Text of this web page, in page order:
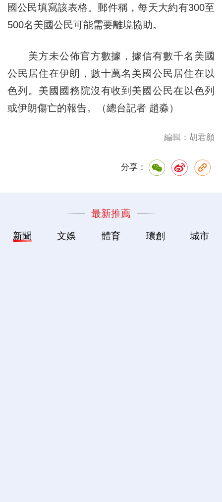
國公民填寫該表格。郵件稱，每天大約有300至
500名美國公民可能需要離境協助。
美方未公佈官方數據，據信有數千名美國
公民居住在伊朗，數十萬名美國公民居住在以
色列。美國國務院沒有收到美國公民在以色列
或伊朗傷亡的報告。（總台記者 趙淼）
編輯：胡君顏
分享：
最新推薦
新聞 文娛 體育 環創 城市